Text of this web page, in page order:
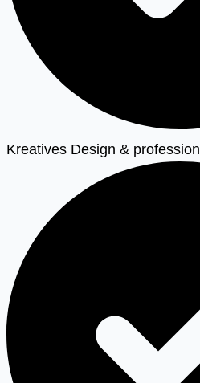
Kreatives Design &